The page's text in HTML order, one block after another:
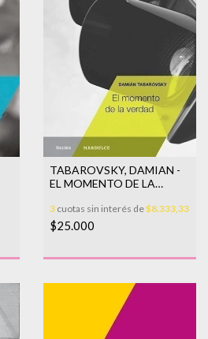
TABAROVSKY, DAMIAN -
EL MOMENTO DE LA
3 cuotas sin interés de$8.333,33
$25.000